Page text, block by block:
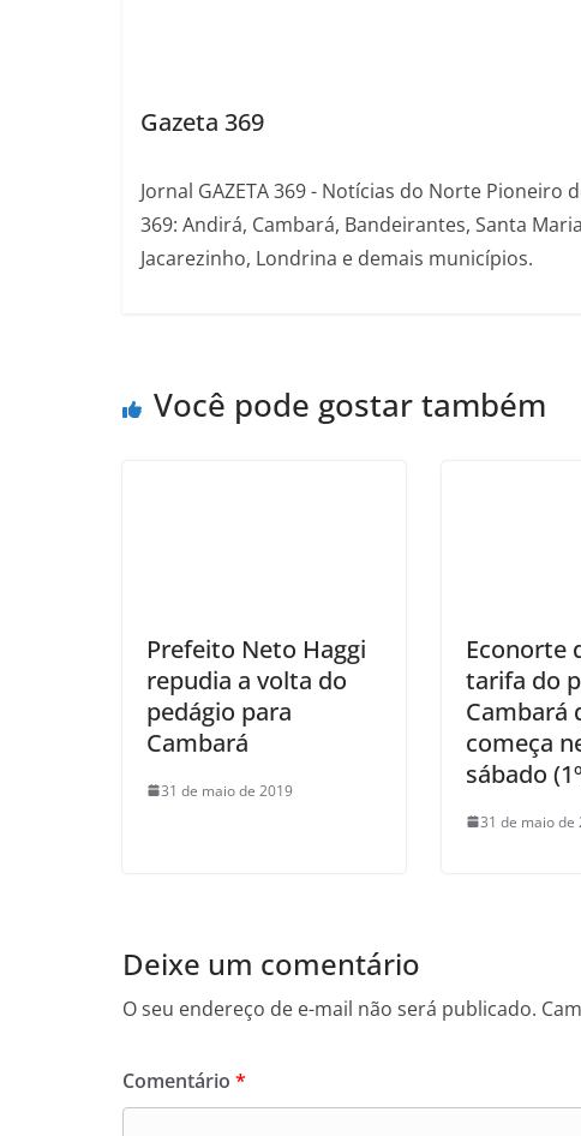
Gazeta 369
Jornal GAZETA 369 - Notícias do Norte Pioneiro
369: Andirá, Cambará, Bandeirantes, Santa
Jacarezinho, Londrina e demais municípios.
Você pode gostar também
Prefeito Neto Haggi
repudia a volta do
pedágio para
Cambará
31 de maio de 2019
Econorte
tarifa do
Cambará
começa
sábado
31 de maio de
Deixe um comentário
O seu endereço de e-mail não será publicado.
Comentário *